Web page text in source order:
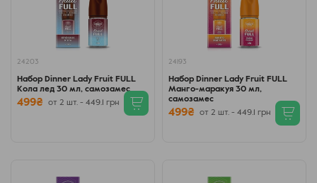
24203
Набор Dinner Lady Fruit FULL
Кола лед 30 мл, самозамес
499₴ от 2 шт. - 449.1 грн
24193
Набор Dinner Lady Fruit FULL
Манго-маракуя 30 мл,
самозамес
499₴ от 2 шт. - 449.1 грн